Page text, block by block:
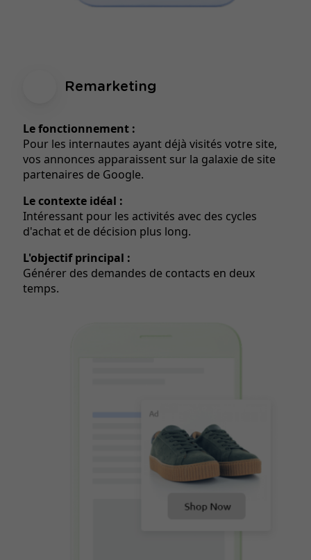
Remarketing
Le fonctionnement :
Pour les internautes ayant déjà visités votre site,
vos annonces apparaissent sur la galaxie de site
partenaires de Google.
Le contexte idéal :
Intéressant pour les activités avec des cycles
d'achat et de décision plus long.
L'objectif principal :
Générer des demandes de contacts en deux
temps.